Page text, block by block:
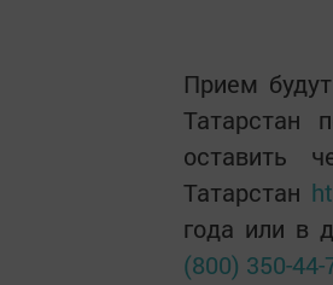
Прием
Татарстан
оставить
Татарстан
года или в
(800) 350-⁠44-⁠